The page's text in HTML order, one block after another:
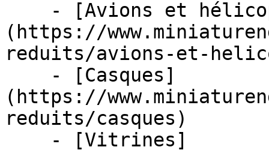
(https://
reduits/avions-et-
(https://
reduits/casques)